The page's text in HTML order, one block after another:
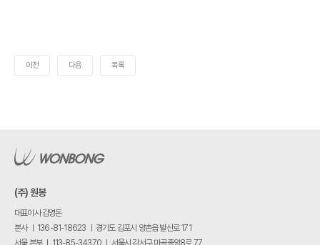
이전 다음 목록
(주) 원봉
대표이사 김영돈
본사 ㅣ 136-81-18623 ㅣ 경기도 김포시 양촌읍 발산로 171
서울 본부 ㅣ 113-85-34370 ㅣ 서울시 강서구 마곡중앙8로 77